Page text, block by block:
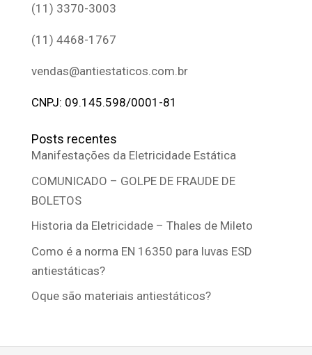
(11) 3370-3003
(11) 4468-1767
vendas@antiestaticos.com.br
CNPJ: 09.145.598/0001-81
Posts recentes
Manifestações da Eletricidade Estática
COMUNICADO – GOLPE DE FRAUDE DE
BOLETOS
Historia da Eletricidade – Thales de Mileto
Como é a norma EN 16350 para luvas ESD
antiestáticas?
Oque são materiais antiestáticos?